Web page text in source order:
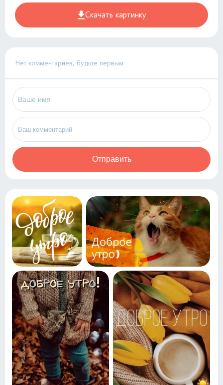
Скачать картинку
Нет комментариев, будьте первым
Отправить